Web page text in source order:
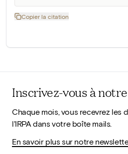
Copier la citation
Inscrivez-vous à
Chaque mois, vous recevrez les
l'IRPA dans votre boîte mails.
En savoir plus sur notre